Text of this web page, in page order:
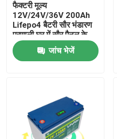
उत्पाद
फैक्टरी मूल्य
12V/24V/36V 200Ah
Lifepo4 बैटरी सौर भंडारण
प्रणाली घर में सौर पैनल के
लिए लिथियम आयन बैटरी
जांच भेजें